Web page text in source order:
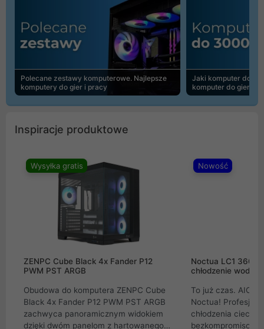
Polecane zestawy komputerowe. Najlepsze
komputery do gier i pracy
Jaki komputer do
komputer do gier |
Inspiracje produktowe
Wysyłka gratis
ZENPC Cube Black 4x Fander P12
PWM PST ARGB
Obudowa do komputera ZENPC Cube
Black 4x Fander P12 PWM PST ARGB
zachwyca panoramicznym widokiem
dzięki dwóm panelom z hartowanego
Nowość
Noctua LC1
chłodzenie wodne
To już czas. AIO
Noctua!
chłodzenia cieczą